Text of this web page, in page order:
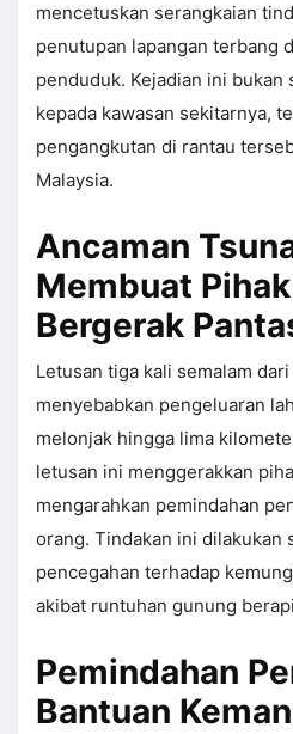
mencetuskan serangkaian
penutupan lapangan terbang
penduduk. Kejadian ini bukan
kepada kawasan sekitarnya,
pengangkutan di rantau
Malaysia.
Ancaman
Membuat
Bergerak
Letusan tiga kali semalam
menyebabkan pengeluaran
melonjak hingga lima
letusan ini menggerakkan
mengarahkan pemindahan
orang. Tindakan ini dilakukan
pencegahan terhadap
akibat runtuhan gunung
Pemindahan
Bantuan